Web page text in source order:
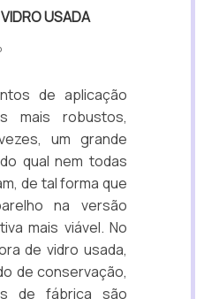
USADA
de aplicação
mais robustos,
um grande
qual nem todas
de tal forma que
na versão
mais viável. No
de vidro usada,
de conservação,
de fábrica são